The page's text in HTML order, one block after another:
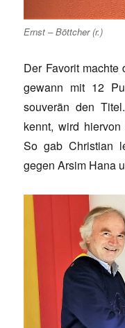
Ernst – Böttcher (r.)
Der Favorit
gewann mit 12
souverän den
kennt, wird
So gab Christian
gegen Arsim Hana